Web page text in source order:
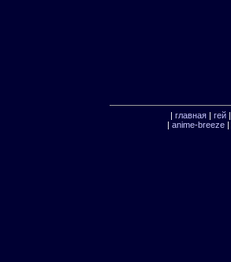
| главная| гей|
| anime-breeze|